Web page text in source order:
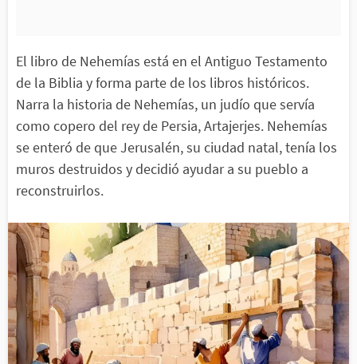
El libro de Nehemías está en el Antiguo Testamento
de la Biblia y forma parte de los libros históricos.
Narra la historia de Nehemías, un judío que servía
como copero del rey de Persia, Artajerjes. Nehemías
se enteró de que Jerusalén, su ciudad natal, tenía los
muros destruidos y decidió ayudar a su pueblo a
reconstruirlos.